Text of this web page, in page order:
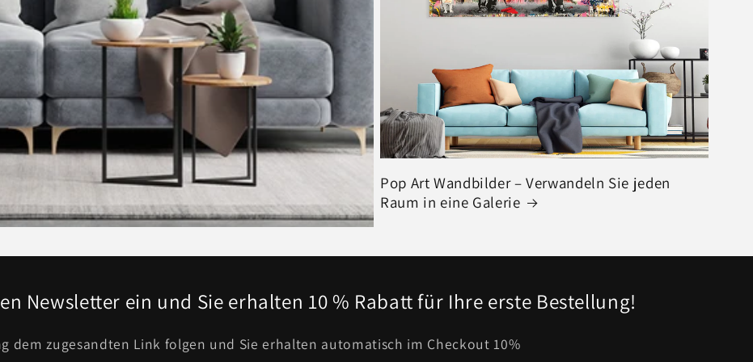
Pop Art Wandbilder – Verwandeln Sie jeden
Raum in eine Galerie
Newsletter ein und Sie erhalten 10 % Rabatt für Ihre erste Bestellung!
dem zugesandten Link folgen und Sie erhalten automatisch im Checkout 10%